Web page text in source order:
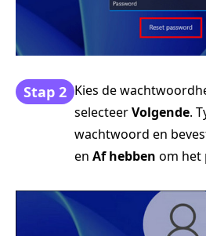
Stap 2 Kies de
selecteerVolgende.
wachtwoord en
en Af hebben om het